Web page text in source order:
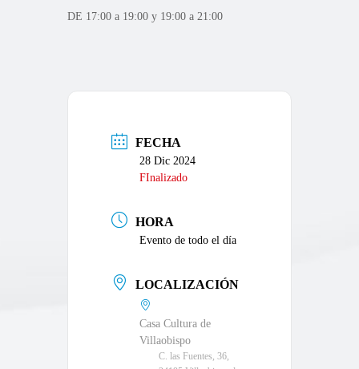
DE 17:00 a 19:00 y 19:00 a 21:00
FECHA
28 Dic 2024
FInalizado
HORA
Evento de todo el día
LOCALIZACIÓN
Casa Cultura de
Villaobispo
C. las Fuentes, 36,